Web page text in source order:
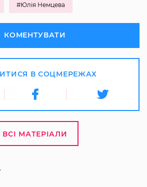
#Юлія Немцева
КОМЕНТУВАТИ
В СОЦМЕРЕЖАХ
ВСІ МАТЕРІАЛИ